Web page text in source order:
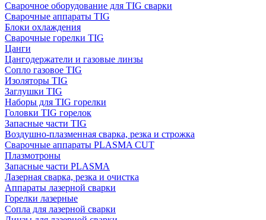
Сварочное оборудование для TIG сварки
Сварочные аппараты TIG
Блоки охлаждения
Сварочные горелки TIG
Цанги
Цангодержатели и газовые линзы
Сопло газовое TIG
Изоляторы TIG
Заглушки TIG
Наборы для TIG горелки
Головки TIG горелок
Запасные части TIG
Воздушно-плазменная сварка, резка и строжка
Сварочные аппараты PLASMA CUT
Плазмотроны
Запасные части PLASMA
Лазерная сварка, резка и очистка
Аппараты лазерной сварки
Горелки лазерные
Сопла для лазерной сварки